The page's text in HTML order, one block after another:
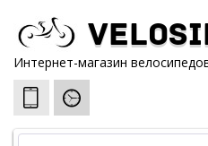
Интернет-магазин